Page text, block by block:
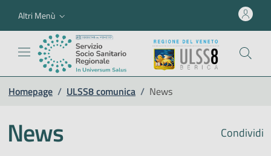
Altri Menù
Homepage / ULSS8 comunica / News
Condividi
News